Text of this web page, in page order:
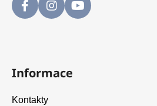
Informace
Kontakty